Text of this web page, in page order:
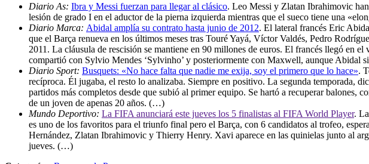
Diario As: Ibra y Messi fuerzan para llegar al clásico. Leo Messi y Zlatan Ibrahimovic
lesión de grado I en el aductor de la pierna izquierda mientras que el sueco tiene una
Diario Marca: Abidal amplía su contrato hasta junio de 2012. El lateral francés Eric
que el Barça renueva en los últimos meses tras Touré Yayá, Víctor Valdés, Pedro
2011. La cláusula de rescisión se mantiene en 90 millones de euros. El francés llegó en
compartió con Sylvio Mendes ‘Sylvinho’ y posteriormente con Maxwell, aunque Abidal
Diario Sport: Busquets: «No hace falta que nadie me exija, soy el primero que lo hace».
recíproca. Él jugaba, el resto lo analizaba. Siempre en positivo. La segunda temporada,
partidos más completos desde que subió al primer equipo. Se hartó a recuperar
de un joven de apenas 20 años. (…)
Mundo Deportivo: La FIFA anunciará este jueves los 5 finalistas al FIFA World Player.
es uno de los favoritos para el triunfo final pero el Barça, con 6 candidatos al trofeo,
Hernández, Zlatan Ibrahimovic y Thierry Henry. Xavi aparece en las quinielas junto al
jueves. (…)